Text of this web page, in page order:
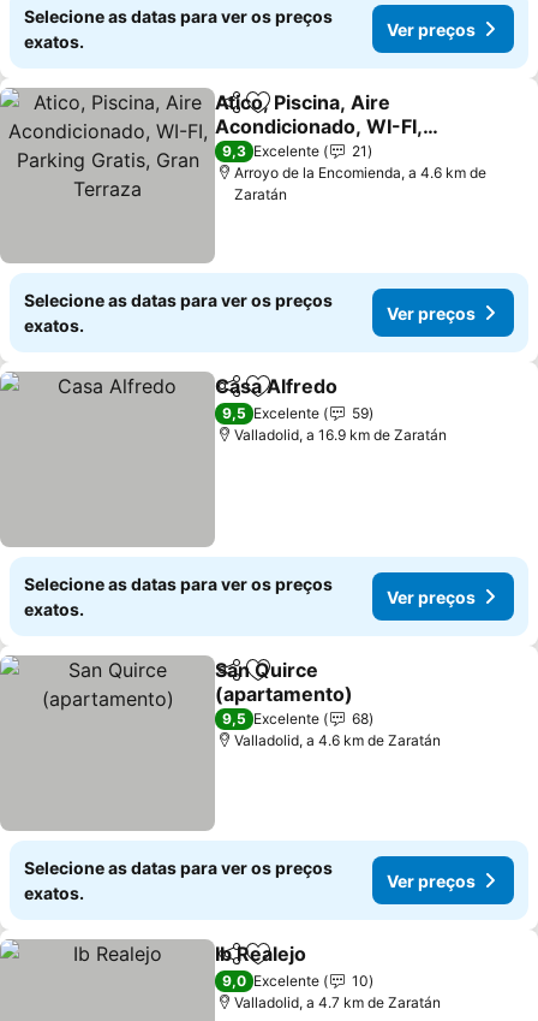
Selecione as datas para ver os preços
exatos.
Ver preços
PartilharAdicionar aos favoritos
Atico, Piscina, Aire
Acondicionado, WI-FI,
Parking Gratis, Gran
Terraza
9,3 Excelente
21
Arroyo de la Encomienda, a 4.6 km de
Zaratán
Selecione as datas para ver os preços
exatos.
Ver preços
PartilharAdicionar aos favoritos
Casa Alfredo
9,5 Excelente
59
Valladolid, a 16.9 km de Zaratán
Selecione as datas para ver os preços
exatos.
Ver preços
PartilharAdicionar aos favoritos
San Quirce
(apartamento)
9,5 Excelente
68
Valladolid, a 4.6 km de Zaratán
Selecione as datas para ver os preços
exatos.
Ver preços
PartilharAdicionar aos favoritos
Ib Realejo
9,0 Excelente
10
Valladolid, a 4.7 km de Zaratán